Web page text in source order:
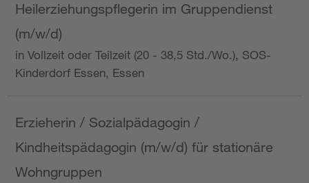
Heilerziehungspflegerin im Gruppendienst
(m/w/d)
in Vollzeit oder Teilzeit (20 - 38,5 Std./Wo.), SOS-
Kinderdorf Essen, Essen
Erzieherin / Sozialpädagogin /
Kindheitspädagogin (m/w/d) für stationäre
Wohngruppen